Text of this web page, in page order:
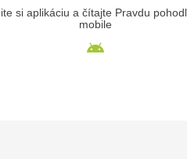
si aplikáciu a čítajte Pravdu
mobile